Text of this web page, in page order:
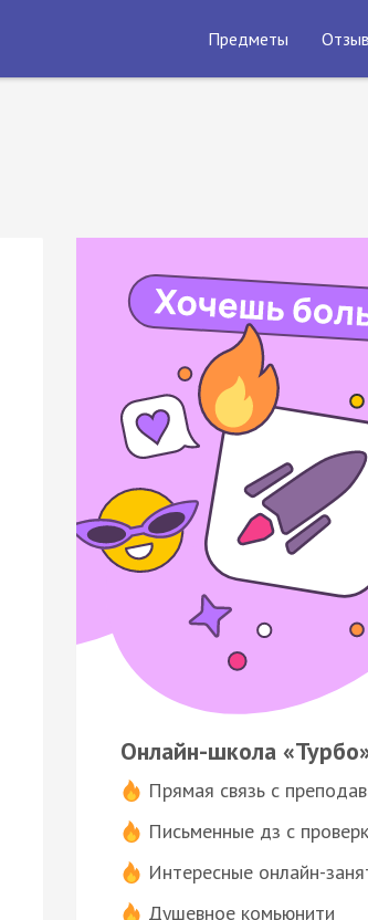
Предметы
Онлайн-школа
Прямая связь с
Письменные дз с
Интересные онлайн-
Душевное комьюнити